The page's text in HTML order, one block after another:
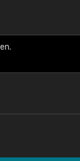
waterbasis